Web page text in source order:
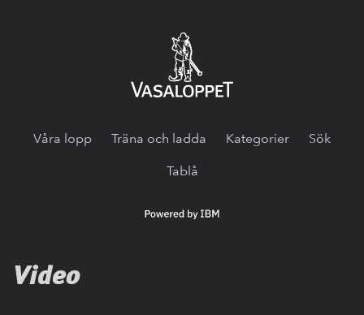
Vasaloppet.tv
Våra lopp Träna och ladda Kategorier Sök
Tablå
Powered
Video